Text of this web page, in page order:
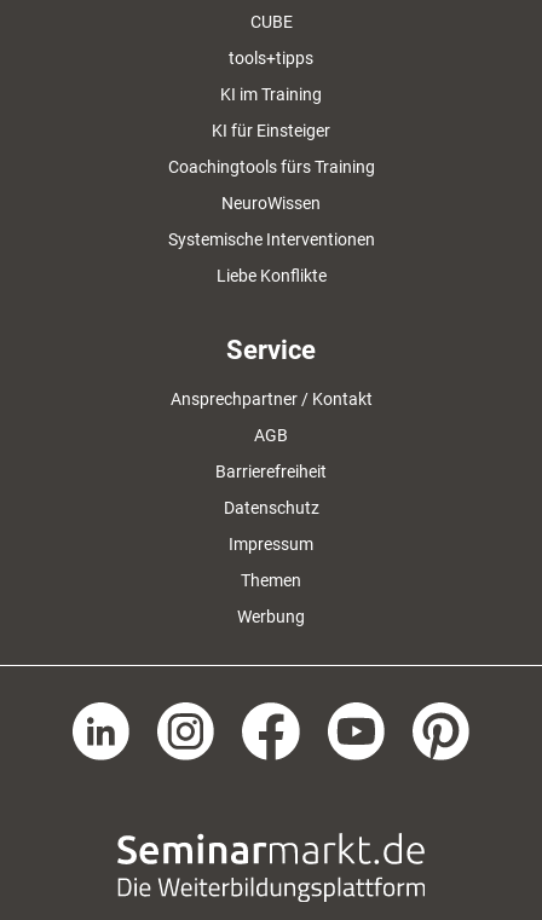
CUBE
tools+tipps
KI im Training
KI für Einsteiger
Coachingtools fürs Training
NeuroWissen
Systemische Interventionen
Liebe Konflikte
Service
Ansprechpartner / Kontakt
AGB
Barrierefreiheit
Datenschutz
Impressum
Themen
Werbung